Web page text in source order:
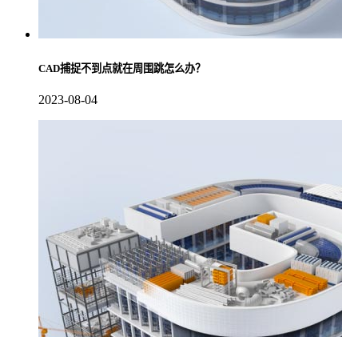
CAD捕捉不到点就在周围跳怎么办？
2023-08-04